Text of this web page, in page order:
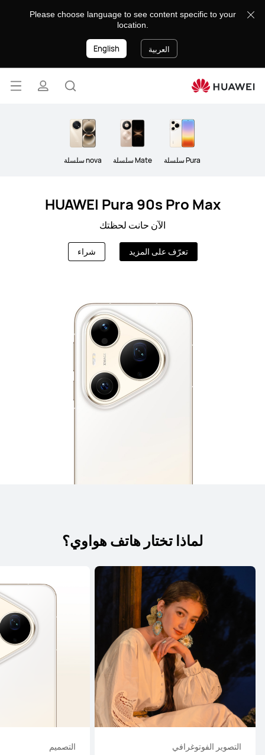
Please choose language to see content specific to your
location.
العربية English
فتح
Pura سلسلة Mate سلسلة nova سلسلة
HUAWEI Pura 90s Pro Max
الآن حانت لحظتك
تعرّف على المزيد شراء
لماذا تختار هاتف هواوي؟
التصوير الفوتوغرافي التصميم